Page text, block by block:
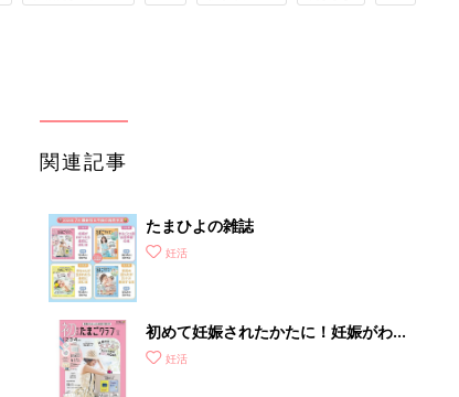
関連記事
たまひよの雑誌
妊活
初めて妊娠されたかたに！妊娠がわか
ったら最初に読む本『初めてのたまご
妊活